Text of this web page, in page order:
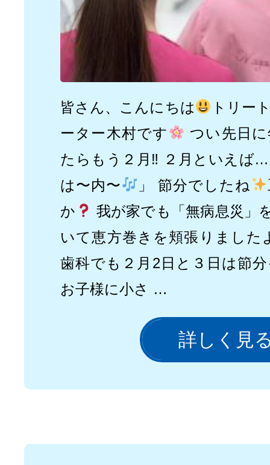
皆さん、こんにちは
トリー
ーター木村です
つい先日
たらもう２月‼︎ ２月といえば
は〜内〜
」 節分でしたね
か
我が家でも「無病息災」
いて恵方巻きを頬張りました
歯科でも２月2日と３日は節
お子様に小さ …
詳しく見